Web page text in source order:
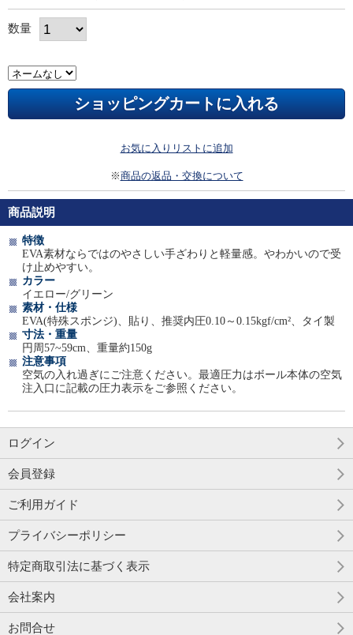
数量
お気に入りリストに追加
※商品の返品・交換について
商品説明
特徴
EVA素材ならではのやさしい手ざわりと軽量感。やわかいので受
け止めやすい。
カラー
イエロー/グリーン
素材・仕様
EVA(特殊スポンジ)、貼り、推奨内圧0.10～0.15kgf/cm²、タイ製
寸法・重量
円周57~59cm、重量約150g
注意事項
空気の入れ過ぎにご注意ください。最適圧力はボール本体の空気
注入口に記載の圧力表示をご参照ください。
ログイン
会員登録
ご利用ガイド
プライバシーポリシー
特定商取引法に基づく表示
会社案内
お問合せ